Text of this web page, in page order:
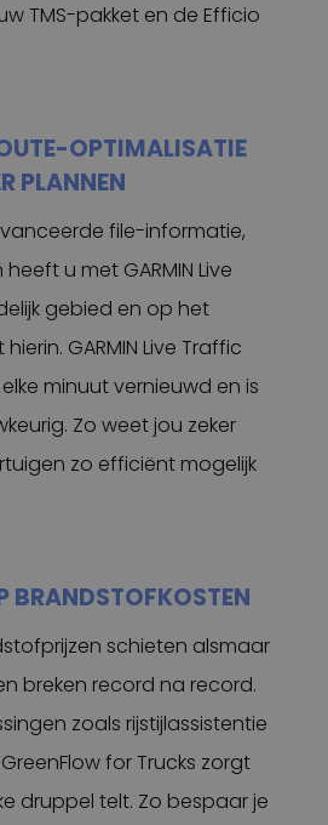
TMS-pakket en de Efficio
OPTIMALISATIE
PLANNEN
file-informatie,
u met GARMIN Live
gebied en op het
GARMIN Live Traffic
minuut vernieuwd en is
Zo weet jou zeker
zo efficiënt mogelijk
BRANDSTOFKOSTEN
schieten alsmaar
breken record na record.
zoals rijstijlassistentie
for Trucks zorgt
druppel telt. Zo bespaar je